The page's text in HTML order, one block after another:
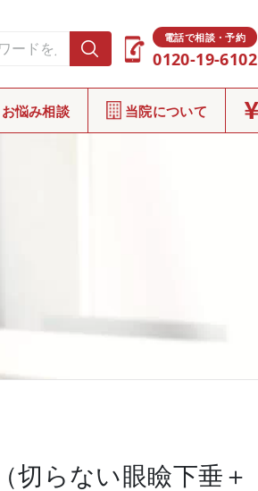
電話で相談・予約
0120-19-6102
お悩み相談 当院について
切らない眼瞼下垂＋